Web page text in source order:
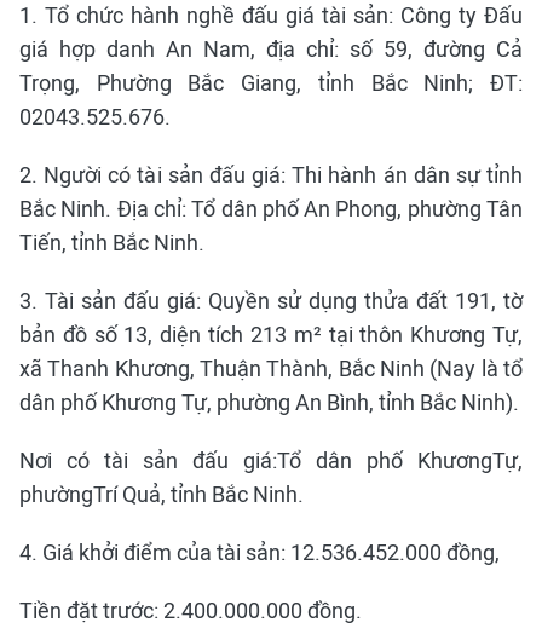
1. Tổ chức hành nghề đấu giá tài sản: Công ty Đấu
giá hợp danh An Nam, địa chỉ: số 59, đường Cả
Trọng, Phường Bắc Giang, tỉnh Bắc Ninh; ĐT:
02043.525.676.
2. Người có tài sản đấu giá: Thi hành án dân sự tỉnh
Bắc Ninh. Địa chỉ: Tổ dân phố An Phong, phường Tân
Tiến, tỉnh Bắc Ninh.
3. Tài sản đấu giá: Quyền sử dụng thửa đất 191, tờ
bản đồ số 13, diện tích 213 m² tại thôn Khương Tự,
xã Thanh Khương, Thuận Thành, Bắc Ninh (Nay là tổ
dân phố Khương Tự, phường An Bình, tỉnh Bắc Ninh).
Nơi có tài sản đấu giá:Tổ dân phố KhươngTự,
phườngTrí Quả, tỉnh Bắc Ninh.
4. Giá khởi điểm của tài sản: 12.536.452.000 đồng,
Tiền đặt trước: 2.400.000.000 đồng.